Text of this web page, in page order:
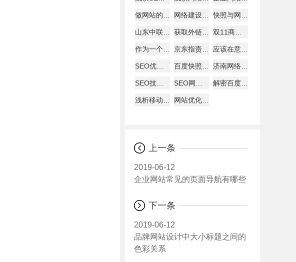
上一条
2019-06-12
企业网站常见的页面导航有哪些
下一条
2019-06-12
品牌网站设计中大小标题之间的
色彩关系